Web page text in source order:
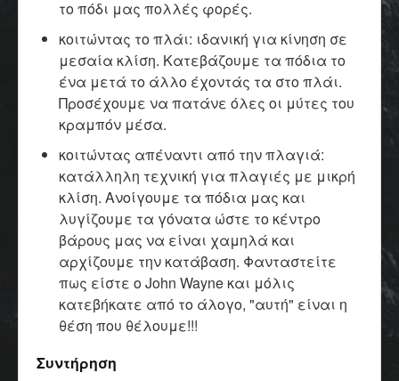
το πόδι μας πολλές φορές.
κοιτώντας το πλάι: ιδανική για κίνηση σε
μεσαία κλίση. Κατεβάζουμε τα πόδια το
ένα μετά το άλλο έχοντάς τα στο πλάι.
Προσέχουμε να πατάνε όλες οι μύτες του
κραμπόν μέσα.
κοιτώντας απέναντι από την πλαγιά:
κατάλληλη τεχνική για πλαγιές με μικρή
κλίση. Ανοίγουμε τα πόδια μας και
λυγίζουμε τα γόνατα ώστε το κέντρο
βάρους μας να είναι χαμηλά και
αρχίζουμε την κατάβαση. Φανταστείτε
πως είστε ο John Wayne και μόλις
κατεβήκατε από το άλογο, "αυτή" είναι η
θέση που θέλουμε!!!
Συντήρηση